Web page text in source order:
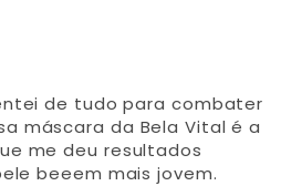
de tudo para combater
máscara da Bela Vital é a
me deu resultados
beeem mais jovem.